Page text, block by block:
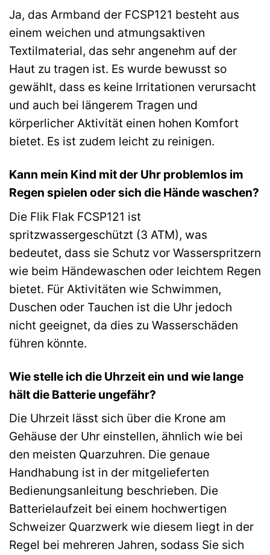
Ja, das Armband der FCSP121 besteht aus
einem weichen und atmungsaktiven
Textilmaterial, das sehr angenehm auf der
Haut zu tragen ist. Es wurde bewusst so
gewählt, dass es keine Irritationen verursacht
und auch bei längerem Tragen und
körperlicher Aktivität einen hohen Komfort
bietet. Es ist zudem leicht zu reinigen.
Kann mein Kind mit der Uhr problemlos im
Regen spielen oder sich die Hände waschen?
Die Flik Flak FCSP121 ist
spritzwassergeschützt (3 ATM), was
bedeutet, dass sie Schutz vor Wasserspritzern
wie beim Händewaschen oder leichtem Regen
bietet. Für Aktivitäten wie Schwimmen,
Duschen oder Tauchen ist die Uhr jedoch
nicht geeignet, da dies zu Wasserschäden
führen könnte.
Wie stelle ich die Uhrzeit ein und wie lange
hält die Batterie ungefähr?
Die Uhrzeit lässt sich über die Krone am
Gehäuse der Uhr einstellen, ähnlich wie bei
den meisten Quarzuhren. Die genaue
Handhabung ist in der mitgelieferten
Bedienungsanleitung beschrieben. Die
Batterielaufzeit bei einem hochwertigen
Schweizer Quarzwerk wie diesem liegt in der
Regel bei mehreren Jahren, sodass Sie sich